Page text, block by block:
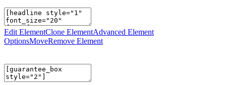
Edit ElementClone ElementAdvanced Element
OptionsMoveRemove Element